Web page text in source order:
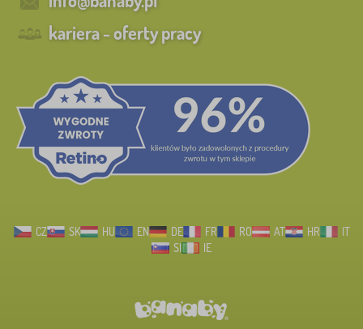
kariera - oferty pracy
CZ SK HU EN DE FR RO AT HR
IT
SI
IE